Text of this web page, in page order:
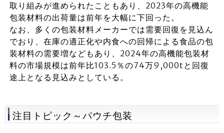
取り組みが進められたこともあり、2023年の高機能
包装材料の出荷量は前年を大幅に下回った。
なお、多くの包装材料メーカーでは需要回復を見込ん
でおり、在庫の適正化や内食への回帰による食品の包
装材料の需要増などもあり、2024年の高機能包装材
料の市場規模は前年比103.5％の74万9,000tと回復
途上となる見込みとしている。
注目トピック～パウチ包装